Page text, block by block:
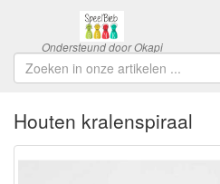
Houten kralenspiraal